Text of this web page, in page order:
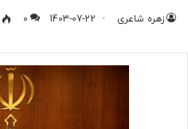
زهره شاعری 1403-07-22
0